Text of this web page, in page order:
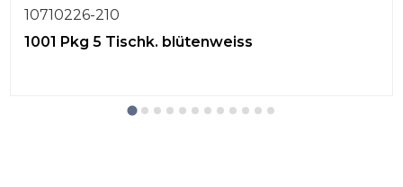
10710226-210
1001 Pkg 5 Tischk. blütenweiss